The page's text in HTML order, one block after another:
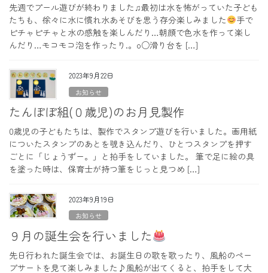
先週でプール遊びが終わりました♫最初は水を怖がっていた子ども
たちも、徐々に水に慣れ水あそびを思う存分楽しみました
手で
ピチャピチャと水の感触を楽しんだり…朝顔で色水を作って楽し
んだり…モコモコ泡を作ったり.。o○滑り台を […]
2023年9月22日
お知らせ
たんぽぽ組(０歳児)のお月見製作
0歳児の子どもたちは、製作でスタンプ遊びを行いました。画用紙
についたスタンプのあとを覗き込んだり、ひとつスタンプを押す
ごとに「じょうずー。」と拍手をしていました。 筆で足に絵の具
を塗った時は、保育士が持つ筆をじっと見つめ […]
2023年9月19日
お知らせ
９月の誕生会を行いました
先日行われた誕生会では、お誕生日の歌を歌ったり、風船のペー
プサートを見て楽しみました♪風船が出てくると、拍手をして大